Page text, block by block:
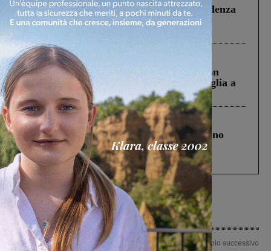
Piscina di Figline finanziata oltre la scadenza
Pnrr, il gruppo di Fratelli d’Italia: “Un
ringraziamento al Governo”
Cronaca 3 Agosto 2026
Scomparso da una struttura di Castiglion
Fiorentino l’uomo che aveva ucciso la figlia a
Levane nel 2020
Cronaca 4 Agosto 2026
Un anno fa la strage in A1 in cui morirono
Gianni, Giulia e Franco. Lo schianto, il
processo, lo stop ai sorpassi fra tir....
Articolo precedente
Articolo successivo